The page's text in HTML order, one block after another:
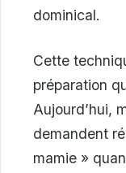
dominical.
Cette
préparation
Aujourd’hui,
demandent
mamie »